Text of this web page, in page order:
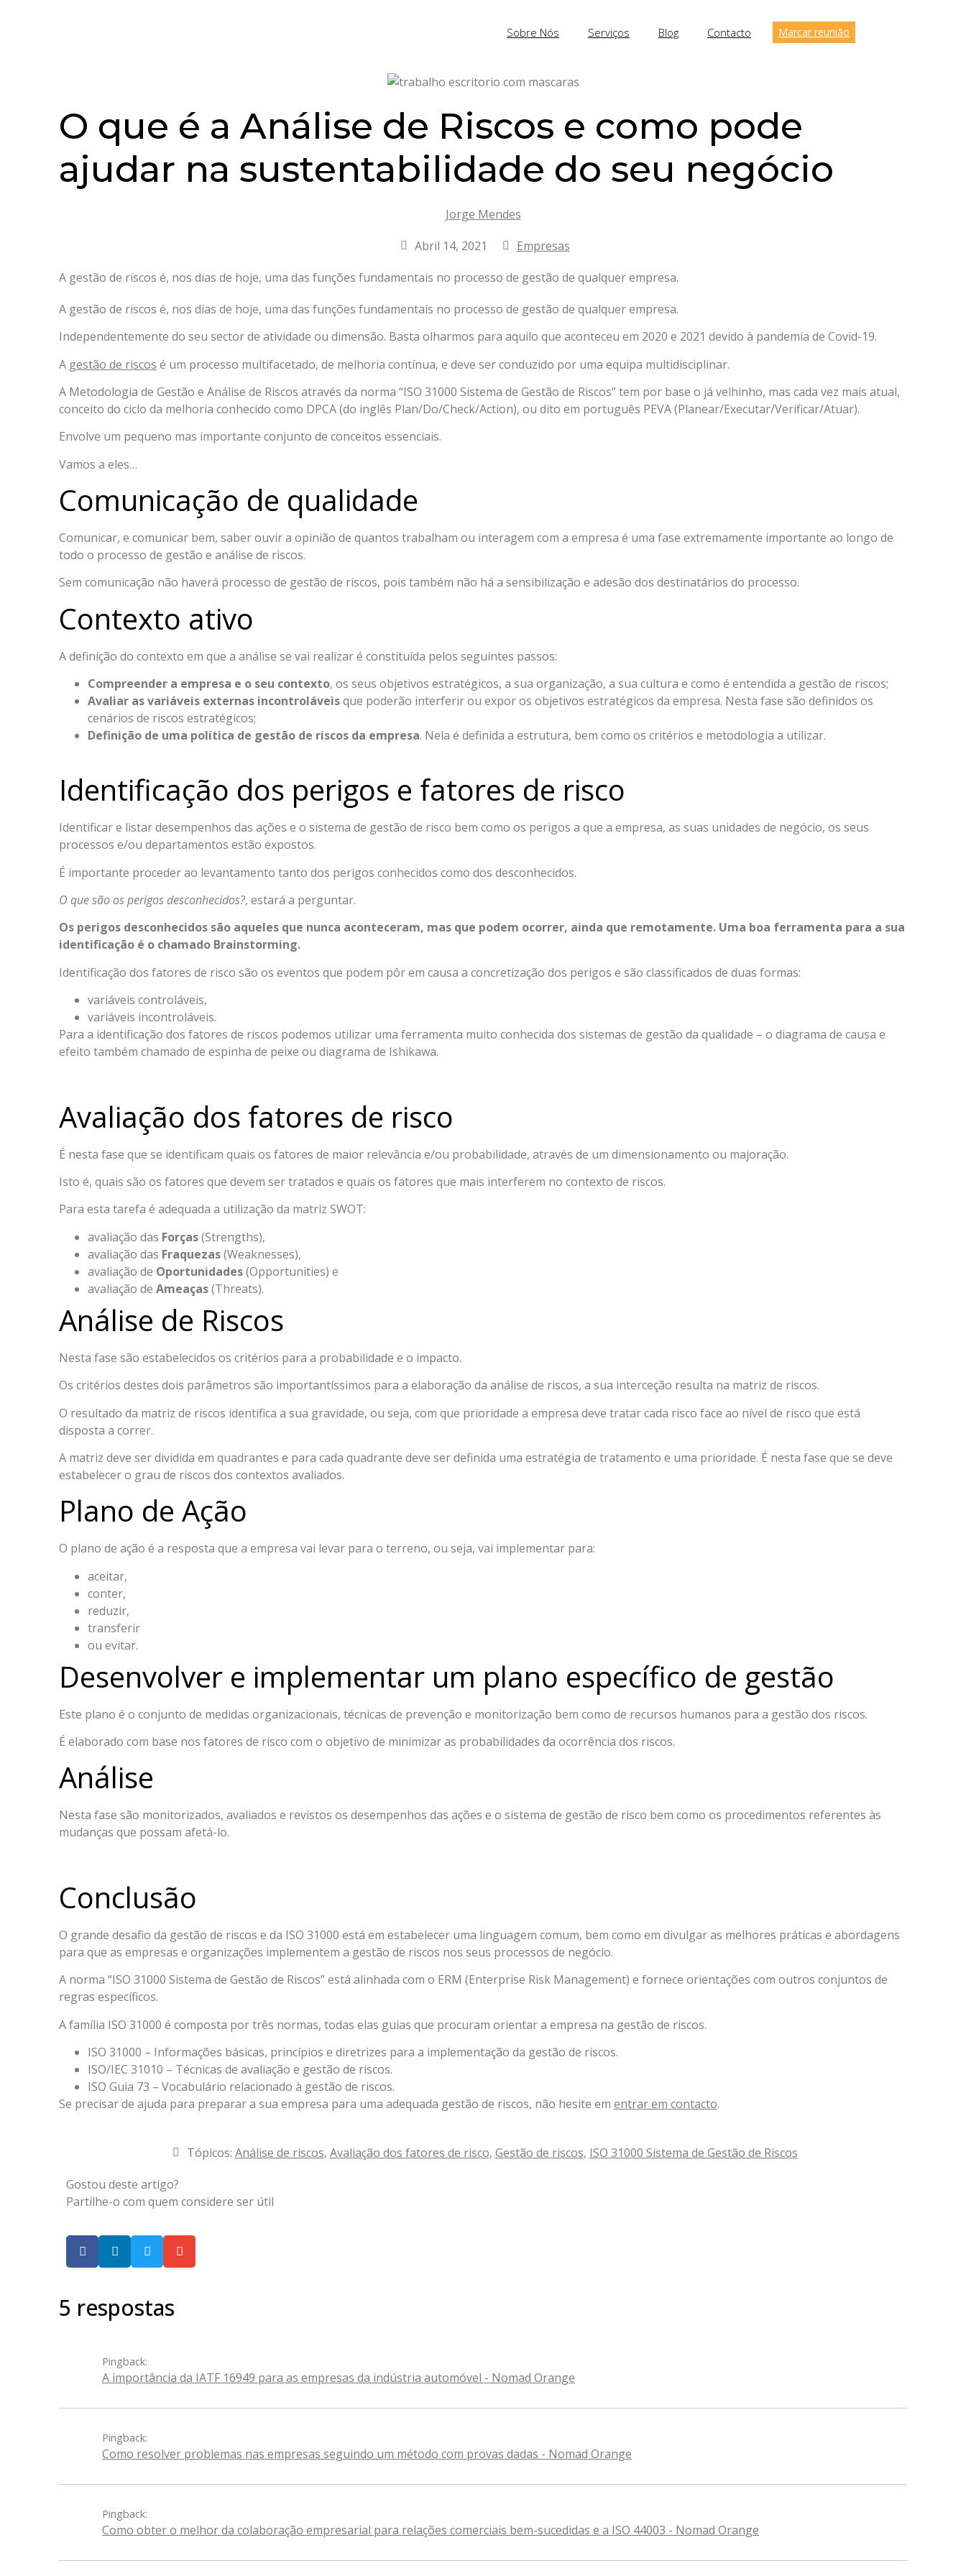
Sobre Nós Serviços Blog Contacto Marcar reunião
O que é a Análise de Riscos e como pode
ajudar na sustentabilidade do seu negócio
Jorge Mendes
Abril 14, 2021
Empresas
A gestão de riscos é, nos dias de hoje, uma das funções fundamentais no processo de gestão de qualquer empresa.
A gestão de riscos é, nos dias de hoje, uma das funções fundamentais no processo de gestão de qualquer empresa.
Independentemente do seu sector de atividade ou dimensão. Basta olharmos para aquilo que aconteceu em 2020 e 2021 devido à pandemia de Covid-19.
A gestão de riscos é um processo multifacetado, de melhoria contínua, e deve ser conduzido por uma equipa multidisciplinar.
A Metodologia de Gestão e Análise de Riscos através da norma “ISO 31000 Sistema de Gestão de Riscos” tem por base o já velhinho, mas cada vez mais atual,
conceito do ciclo da melhoria conhecido como DPCA (do inglês Plan/Do/Check/Action), ou dito em português PEVA (Planear/Executar/Verificar/Atuar).
Envolve um pequeno mas importante conjunto de conceitos essenciais.
Vamos a eles…
Comunicação de qualidade
Comunicar, e comunicar bem, saber ouvir a opinião de quantos trabalham ou interagem com a empresa é uma fase extremamente importante ao longo de
todo o processo de gestão e análise de riscos.
Sem comunicação não haverá processo de gestão de riscos, pois também não há a sensibilização e adesão dos destinatários do processo.
Contexto ativo
A definição do contexto em que a análise se vai realizar é constituída pelos seguintes passos:
Compreender a empresa e o seu contexto, os seus objetivos estratégicos, a sua organização, a sua cultura e como é entendida a gestão de riscos;
Avaliar as variáveis externas incontroláveisque poderão interferir ou expor os objetivos estratégicos da empresa. Nesta fase são definidos os
cenários de riscos estratégicos;
Definição de uma política de gestão de riscos da empresa. Nela é definida a estrutura, bem como os critérios e metodologia a utilizar.
Identificação dos perigos e fatores de risco
Identificar e listar desempenhos das ações e o sistema de gestão de risco bem como os perigos a que a empresa, as suas unidades de negócio, os seus
processos e/ou departamentos estão expostos.
É importante proceder ao levantamento tanto dos perigos conhecidos como dos desconhecidos.
O que são os perigos desconhecidos?, estará a perguntar.
Os perigos desconhecidos são aqueles que nunca aconteceram, mas que podem ocorrer, ainda que remotamente. Uma boa ferramenta para a sua
identificação é o chamado Brainstorming.
Identificação dos fatores de risco são os eventos que podem pôr em causa a concretização dos perigos e são classificados de duas formas:
variáveis controláveis,
variáveis incontroláveis.
Para a identificação dos fatores de riscos podemos utilizar uma ferramenta muito conhecida dos sistemas de gestão da qualidade – o diagrama de causa e
efeito também chamado de espinha de peixe ou diagrama de Ishikawa.
Avaliação dos fatores de risco
É nesta fase que se identificam quais os fatores de maior relevância e/ou probabilidade, através de um dimensionamento ou majoração.
Isto é, quais são os fatores que devem ser tratados e quais os fatores que mais interferem no contexto de riscos.
Para esta tarefa é adequada a utilização da matriz SWOT:
avaliação das Forças(Strengths),
avaliação das Fraquezas(Weaknesses),
avaliação de Oportunidades(Opportunities) e
avaliação de Ameaças(Threats).
Análise de Riscos
Nesta fase são estabelecidos os critérios para a probabilidade e o impacto.
Os critérios destes dois parâmetros são importantíssimos para a elaboração da análise de riscos, a sua interceção resulta na matriz de riscos.
O resultado da matriz de riscos identifica a sua gravidade, ou seja, com que prioridade a empresa deve tratar cada risco face ao nível de risco que está
disposta a correr.
A matriz deve ser dividida em quadrantes e para cada quadrante deve ser definida uma estratégia de tratamento e uma prioridade. É nesta fase que se deve
estabelecer o grau de riscos dos contextos avaliados.
Plano de Ação
O plano de ação é a resposta que a empresa vai levar para o terreno, ou seja, vai implementar para:
aceitar,
conter,
reduzir,
transferir
ou evitar.
Desenvolver e implementar um plano específico de gestão
Este plano é o conjunto de medidas organizacionais, técnicas de prevenção e monitorização bem como de recursos humanos para a gestão dos riscos.
É elaborado com base nos fatores de risco com o objetivo de minimizar as probabilidades da ocorrência dos riscos.
Análise
Nesta fase são monitorizados, avaliados e revistos os desempenhos das ações e o sistema de gestão de risco bem como os procedimentos referentes às
mudanças que possam afetá-lo.
Conclusão
O grande desafio da gestão de riscos e da ISO 31000 está em estabelecer uma linguagem comum, bem como em divulgar as melhores práticas e abordagens
para que as empresas e organizações implementem a gestão de riscos nos seus processos de negócio.
A norma “ISO 31000 Sistema de Gestão de Riscos” está alinhada com o ERM (Enterprise Risk Management) e fornece orientações com outros conjuntos de
regras específicos.
A família ISO 31000 é composta por três normas, todas elas guias que procuram orientar a empresa na gestão de riscos.
ISO 31000 – Informações básicas, princípios e diretrizes para a implementação da gestão de riscos.
ISO/IEC 31010 – Técnicas de avaliação e gestão de riscos.
ISO Guia 73 – Vocabulário relacionado à gestão de riscos.
Se precisar de ajuda para preparar a sua empresa para uma adequada gestão de riscos, não hesite em entrar em contacto.
Tópicos: Análise de riscos, Avaliação dos fatores de risco, Gestão de riscos, ISO 31000 Sistema de Gestão de Riscos
Gostou deste artigo?
Partilhe-o com quem considere ser útil
5 respostas
Pingback:
A importância da IATF 16949 para as empresas da indústria automóvel - Nomad Orange
Pingback:
Como resolver problemas nas empresas seguindo um método com provas dadas - Nomad Orange
Pingback:
Como obter o melhor da colaboração empresarial para relações comerciais bem-sucedidas e a ISO 44003 - Nomad Orange